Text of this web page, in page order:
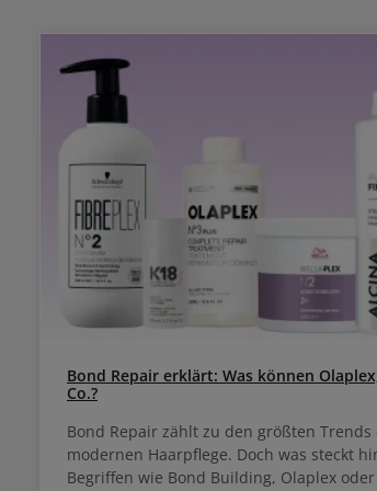
Bond Repair erklärt: Was können
Co.?
Bond Repair zählt zu den größten Trends
modernen Haarpflege. Doch was steckt
Begriffen wie Bond Building, Olaplex